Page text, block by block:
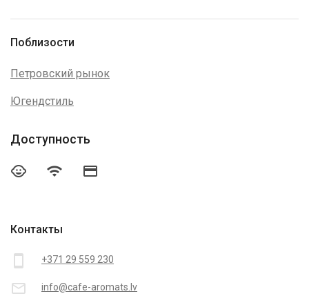
Контакты
smartphone +371 29 559 230
mail_outline info@cafe-aromats.lv
Поблизости
Петровский рынок
Югендстиль
Доступность
child_care wifi credit_card